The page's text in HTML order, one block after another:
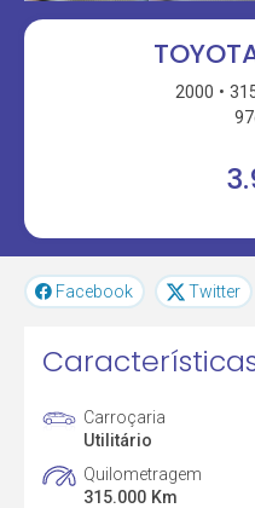
2000
Facebook Twitter
Carroçaria
Utilitário
Quilometragem
315.000 Km